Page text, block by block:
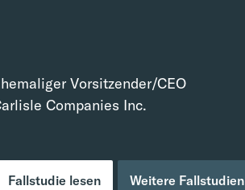
Vorsitzender/CEO
Companies Inc.
Fallstudie lesen Weitere Fallstudien